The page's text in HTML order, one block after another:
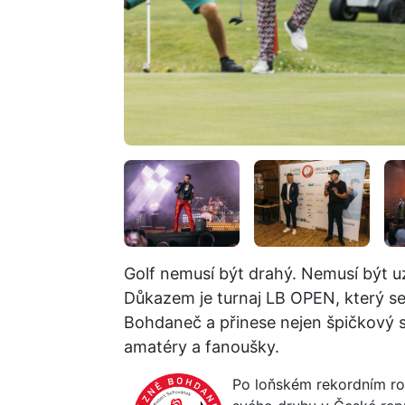
Golf nemusí být drahý. Nemusí být
Důkazem je turnaj LB OPEN, který
Bohdaneč a přinese nejen
amatéry a fanoušky.
Po loňském rekordním